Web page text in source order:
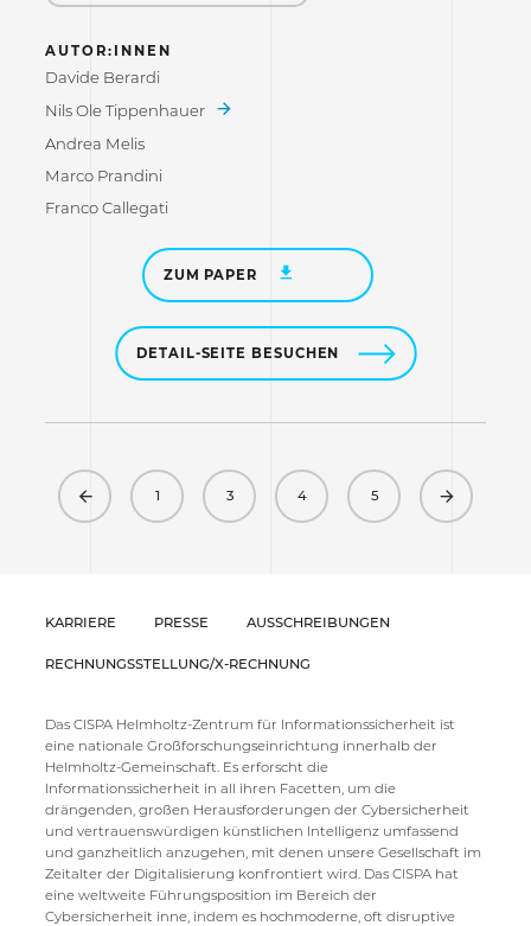
AUTOR:INNEN
Davide Berardi
Nils Ole Tippenhauer
Andrea Melis
Marco Prandini
Franco Callegati
ZUM PAPER
DETAIL-SEITE BESUCHEN
Previous1 3 4 5 Next
KARRIERE PRESSE AUSSCHREIBUNGEN
RECHNUNGSSTELLUNG/X-RECHNUNG
Das CISPA Helmholtz-Zentrum für Informationssicherheit ist
eine nationale Großforschungseinrichtung innerhalb der
Helmholtz-Gemeinschaft. Es erforscht die
Informationssicherheit in all ihren Facetten, um die
drängenden, großen Herausforderungen der Cybersicherheit
und vertrauenswürdigen künstlichen Intelligenz umfassend
und ganzheitlich anzugehen, mit denen unsere Gesellschaft im
Zeitalter der Digitalisierung konfrontiert wird. Das CISPA hat
eine weltweite Führungsposition im Bereich der
Cybersicherheit inne, indem es hochmoderne, oft disruptive